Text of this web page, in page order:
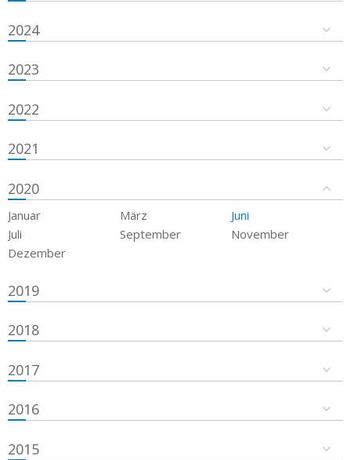
2024
2023
2022
2021
2020
Januar März
Juni
Juli
September
November
Dezember
2019
2018
2017
2016
2015